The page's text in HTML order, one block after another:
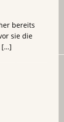
bereits
sie die
[…]